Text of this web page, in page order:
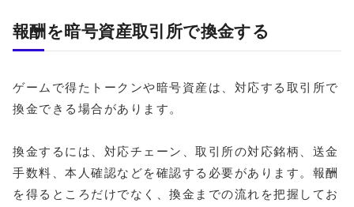
報酬を暗号資産取引所で換金する
ゲームで得たトークンや暗号資産は、対応する取引所で
換金できる場合があります。
換金するには、対応チェーン、取引所の対応銘柄、送金
手数料、本人確認などを確認する必要があります。報酬
を得るところだけでなく、換金までの流れを把握してお